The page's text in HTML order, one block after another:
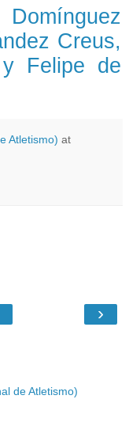
Creus,
Felipe de
Atletismo) at
›
de Atletismo)